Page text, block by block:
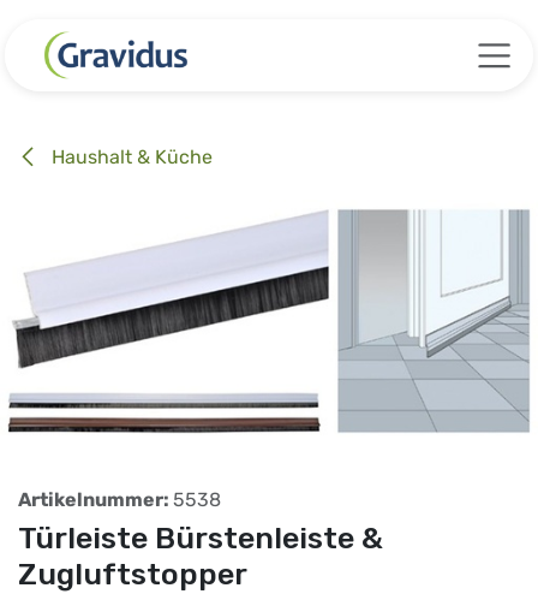
Haushalt & Küche
Artikelnummer: 5538
Türleiste Bürstenleiste &
Zugluftstopper